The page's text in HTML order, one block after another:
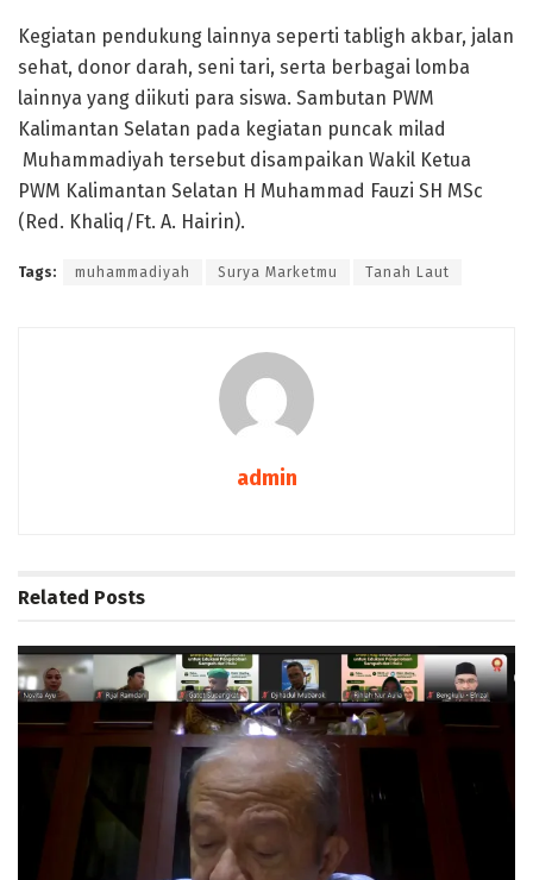
Kegiatan pendukung lainnya seperti tabligh akbar, jalan
sehat, donor darah, seni tari, serta berbagai lomba
lainnya yang diikuti para siswa. Sambutan PWM
Kalimantan Selatan pada kegiatan puncak milad
Muhammadiyah tersebut disampaikan Wakil Ketua
PWM Kalimantan Selatan H Muhammad Fauzi SH MSc
(Red. Khaliq/Ft. A. Hairin).
Tags: muhammadiyah Surya Marketmu Tanah Laut
admin
Related Posts